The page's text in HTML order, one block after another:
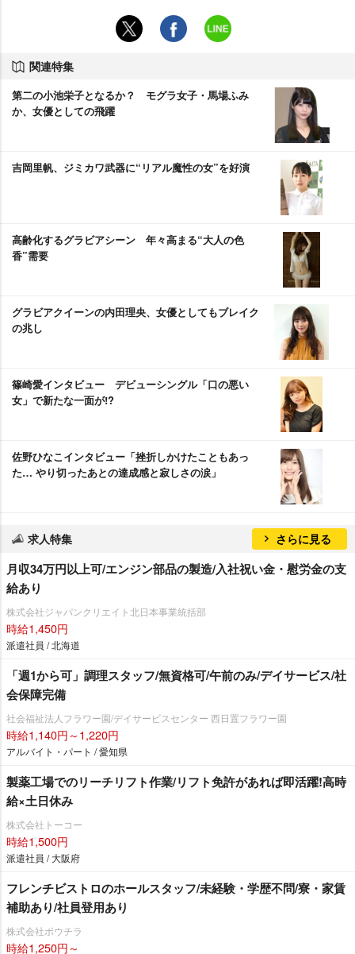
関連特集
第二の小池栄子となるか？ モグラ女子・馬場ふみ
か、女優としての飛躍
吉岡里帆、ジミカワ武器に“リアル魔性の女”を好演
高齢化するグラビアシーン 年々高まる“大人の色
香”需要
グラビアクイーンの内田理央、女優としてもブレイク
の兆し
篠崎愛インタビュー デビューシングル「口の悪い
女」で新たな一面が!?
佐野ひなこインタビュー「挫折しかけたこともあっ
た… やり切ったあとの達成感と寂しさの涙」
求人特集 さらに見る
月収34万円以上可/エンジン部品の製造/入社祝い金・慰労金の支
給あり
株式会社ジャパンクリエイト北日本事業統括部
時給1,450円
派遣社員 / 北海道
「週1から可」調理スタッフ/無資格可/午前のみ/デイサービス/社
会保障完備
社会福祉法人フラワー園/デイサービスセンター 西日置フラワー園
時給1,140円～1,220円
アルバイト・パート / 愛知県
製薬工場でのリーチリフト作業/リフト免許があれば即活躍!高時
給×土日休み
株式会社トーコー
時給1,500円
派遣社員 / 大阪府
フレンチビストロのホールスタッフ/未経験・学歴不問/寮・家賃
補助あり/社員登用あり
株式会社ボウチラ
時給1,250円～